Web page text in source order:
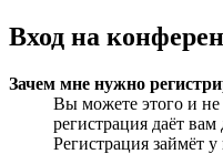
Вход на
Зачем мне нужно
Вы можете этого и не
регистрация даёт
Регистрация займёт